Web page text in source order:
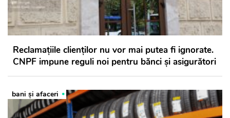
Reclamațiile clienților nu vor mai putea fi ignorate.
CNPF impune reguli noi pentru bănci și asigurători
bani și afaceri